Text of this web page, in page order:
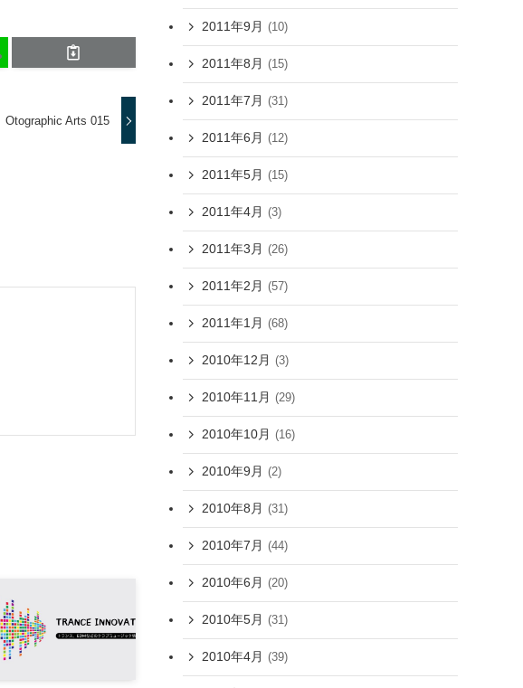
Otographic Arts 015
2011年9月 (10)
2011年8月 (15)
2011年7月 (31)
2011年6月 (12)
2011年5月 (15)
2011年4月 (3)
2011年3月 (26)
2011年2月 (57)
2011年1月 (68)
2010年12月 (3)
2010年11月 (29)
2010年10月 (16)
2010年9月 (2)
2010年8月 (31)
2010年7月 (44)
2010年6月 (20)
2010年5月 (31)
2010年4月 (39)